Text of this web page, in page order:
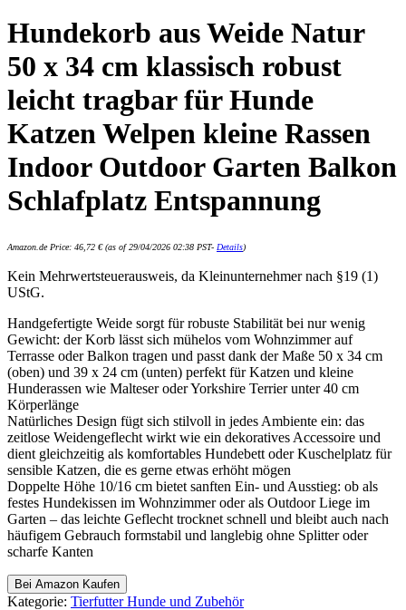
Hundekorb aus Weide Natur
50 x 34 cm klassisch robust
leicht tragbar für Hunde
Katzen Welpen kleine Rassen
Indoor Outdoor Garten Balkon
Schlafplatz Entspannung
Amazon.de Price: 46,72 €(as of 29/04/2026 02:38 PST- Details)
Kein Mehrwertsteuerausweis, da Kleinunternehmer nach §19 (1)
UStG.
Handgefertigte Weide sorgt für robuste Stabilität bei nur wenig
Gewicht: der Korb lässt sich mühelos vom Wohnzimmer auf
Terrasse oder Balkon tragen und passt dank der Maße 50 x 34 cm
(oben) und 39 x 24 cm (unten) perfekt für Katzen und kleine
Hunderassen wie Malteser oder Yorkshire Terrier unter 40 cm
Körperlänge
Natürliches Design fügt sich stilvoll in jedes Ambiente ein: das
zeitlose Weidengeflecht wirkt wie ein dekoratives Accessoire und
dient gleichzeitig als komfortables Hundebett oder Kuschelplatz für
sensible Katzen, die es gerne etwas erhöht mögen
Doppelte Höhe 10/16 cm bietet sanften Ein- und Ausstieg: ob als
festes Hundekissen im Wohnzimmer oder als Outdoor Liege im
Garten – das leichte Geflecht trocknet schnell und bleibt auch nach
häufigem Gebrauch formstabil und langlebig ohne Splitter oder
scharfe Kanten
Bei Amazon Kaufen
Kategorie: Tierfutter Hunde und Zubehör